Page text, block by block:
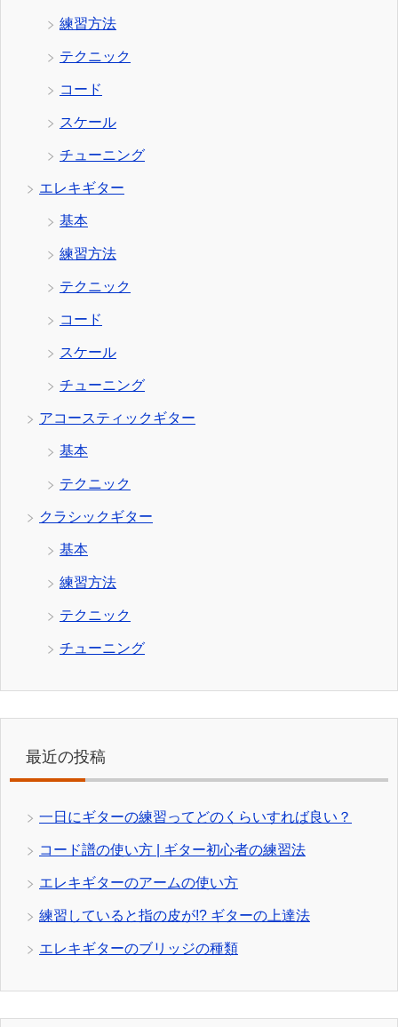
練習方法
テクニック
コード
スケール
チューニング
エレキギター
基本
練習方法
テクニック
コード
スケール
チューニング
アコースティックギター
基本
テクニック
クラシックギター
基本
練習方法
テクニック
チューニング
最近の投稿
一日にギターの練習ってどのくらいすれば良い？
コード譜の使い方 | ギター初心者の練習法
エレキギターのアームの使い方
練習していると指の皮が!? ギターの上達法
エレキギターのブリッジの種類